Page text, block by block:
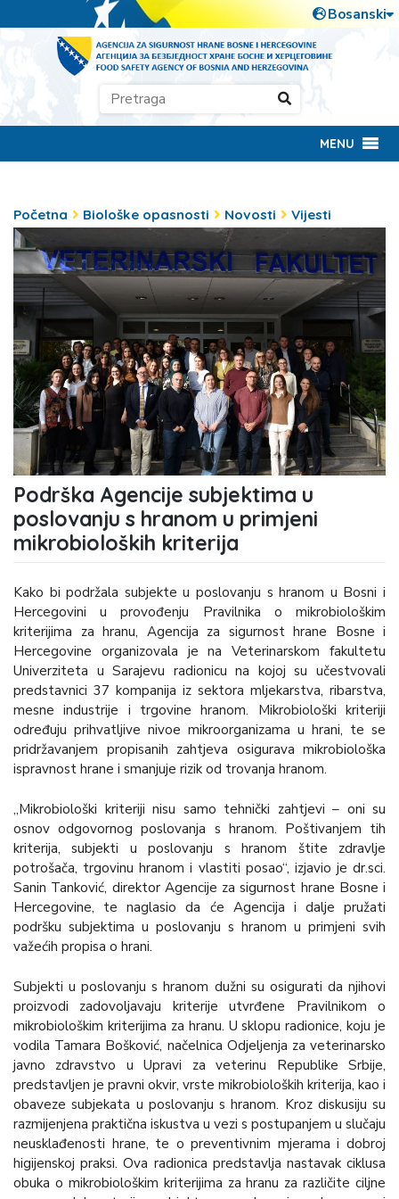
MENU
Početna Biološke opasnosti Novosti Vijesti
Podrška Agencije subjektima u
poslovanju s hranom u primjeni
mikrobioloških kriterija
Kako bi podržala subjekte u poslovanju s hranom u Bosni i
Hercegovini u provođenju Pravilnika o mikrobiološkim
kriterijima za hranu, Agencija za sigurnost hrane Bosne i
Hercegovine organizovala je na Veterinarskom fakultetu
Univerziteta u Sarajevu radionicu na kojoj su učestvovali
predstavnici 37 kompanija iz sektora mljekarstva, ribarstva,
mesne industrije i trgovine hranom. Mikrobiološki kriteriji
određuju prihvatljive nivoe mikroorganizama u hrani, te se
pridržavanjem propisanih zahtjeva osigurava mikrobiološka
ispravnost hrane i smanjuje rizik od trovanja hranom.
„Mikrobiološki kriteriji nisu samo tehnički zahtjevi – oni su
osnov odgovornog poslovanja s hranom. Poštivanjem tih
kriterija, subjekti u poslovanju s hranom štite zdravlje
potrošača, trgovinu hranom i vlastiti posao“, izjavio je dr.sci.
Sanin Tanković, direktor Agencije za sigurnost hrane Bosne i
Hercegovine, te naglasio da će Agencija i dalje pružati
podršku subjektima u poslovanju s hranom u primjeni svih
važećih propisa o hrani.
Subjekti u poslovanju s hranom dužni su osigurati da njihovi
proizvodi zadovoljavaju kriterije utvrđene Pravilnikom o
mikrobiološkim kriterijima za hranu. U sklopu radionice, koju je
vodila Tamara Bošković, načelnica Odjeljenja za veterinarsko
javno zdravstvo u Upravi za veterinu Republike Srbije,
predstavljen je pravni okvir, vrste mikrobioloških kriterija, kao i
obaveze subjekata u poslovanju s hranom. Kroz diskusiju su
razmijenjena praktična iskustva u vezi s postupanjem u slučaju
neusklađenosti hrane, te o preventivnim mjerama i dobroj
higijenskoj praksi. Ova radionica predstavlja nastavak ciklusa
obuka o mikrobiološkim kriterijima za hranu za različite ciljne